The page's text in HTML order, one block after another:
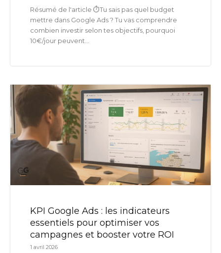
Résumé de l'article ⏱️Tu sais pas quel budget
mettre dans Google Ads ? Tu vas comprendre
combien investir selon tes objectifs, pourquoi
10€/jour peuvent...
KPI Google Ads : les indicateurs
essentiels pour optimiser vos
campagnes et booster votre ROI
1 avril 2026